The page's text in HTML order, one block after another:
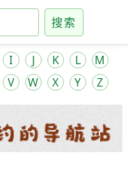
搜索
I J K L
M
V W X Y Z